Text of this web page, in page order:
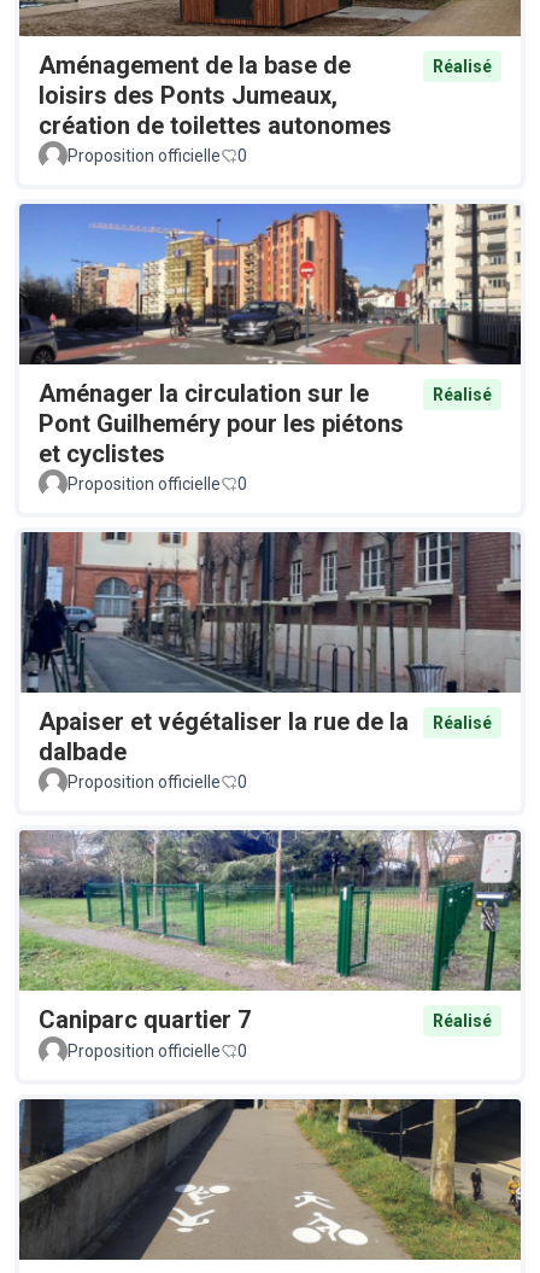
Aménagement de la base de
loisirs des Ponts Jumeaux,
création de toilettes autonomes
Réalisé
Proposition officielle 0
Aménager la circulation sur le
Pont Guilheméry pour les piétons
et cyclistes
Réalisé
Proposition officielle 0
Apaiser et végétaliser la rue de la
dalbade
Réalisé
Proposition officielle 0
Caniparc quartier 7
Réalisé
Proposition officielle
0